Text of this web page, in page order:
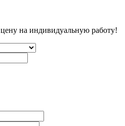
на индивидуальную работу!